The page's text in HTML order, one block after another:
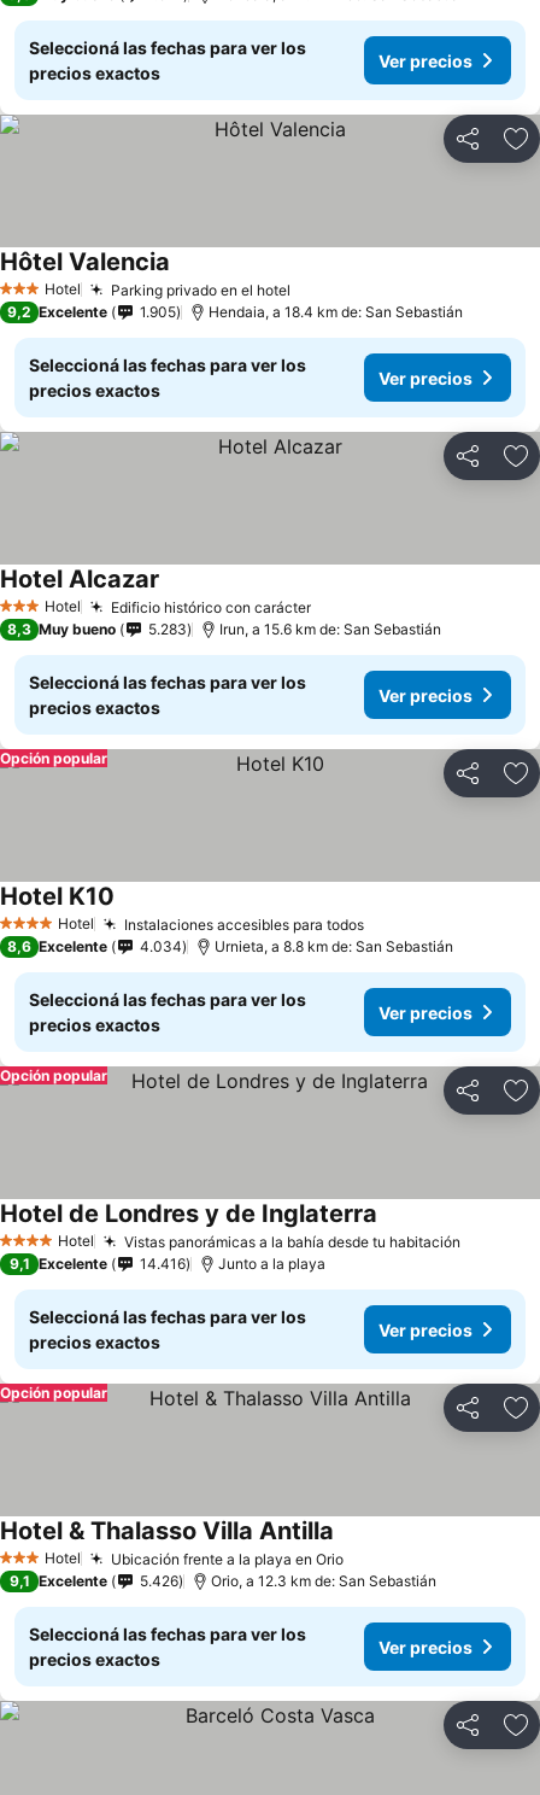
Seleccioná las fechas para ver los
precios exactos
Ver precios
Compartir
3 Estrellas
Hotel Parking privado en el hotel
Hôtel Valencia
9,2 Excelente 1.905 Hendaia, a 18.4 km de: San Sebastián
Seleccioná las fechas para ver los
precios exactos
Ver precios
Compartir
3 Estrellas
Hotel Edificio histórico con carácter
Hotel Alcazar
8,3 Muy bueno 5.283 Irun, a 15.6 km de: San Sebastián
Seleccioná las fechas para ver los
precios exactos
Ver precios
Compartir
Opción popular
4 EstrellasHotel Instalaciones accesibles para todos
Hotel K10
8,6 Excelente 4.034 Urnieta, a 8.8 km de: San Sebastián
Seleccioná las fechas para ver los
precios exactos
Ver precios
Compartir
Opción popular
4 EstrellasHotel Vistas panorámicas a la bahía desde tu habitación
Hotel de Londres y de Inglaterra
9,1 Excelente 14.416 Junto a la playa
Seleccioná las fechas para ver los
precios exactos
Ver precios
Compartir
Opción popular
3 Estrellas
Hotel Ubicación frente a la playa en Orio
Hotel & Thalasso Villa Antilla
9,1 Excelente 5.426 Orio, a 12.3 km de: San Sebastián
Seleccioná las fechas para ver los
precios exactos
Ver precios
Compartir